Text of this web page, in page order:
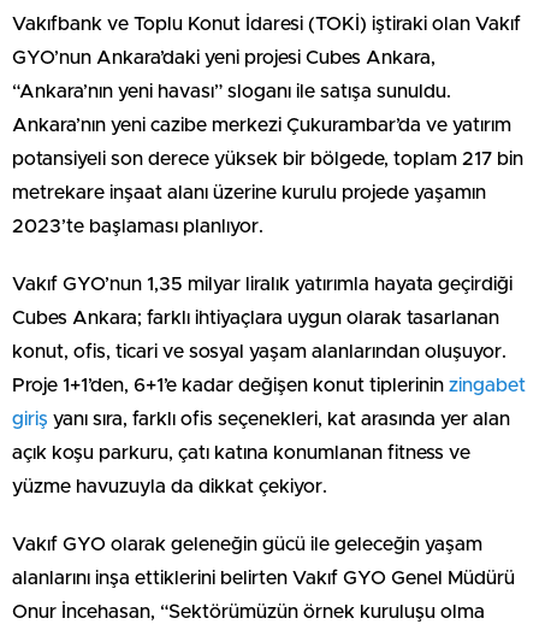
Vakıfbank ve Toplu Konut İdaresi (TOKİ) iştiraki olan Vakıf
GYO’nun Ankara’daki yeni projesi Cubes Ankara,
“Ankara’nın yeni havası” sloganı ile satışa sunuldu.
Ankara’nın yeni cazibe merkezi Çukurambar’da ve yatırım
potansiyeli son derece yüksek bir bölgede, toplam 217 bin
metrekare inşaat alanı üzerine kurulu projede yaşamın
2023’te başlaması planlıyor.
Vakıf GYO’nun 1,35 milyar liralık yatırımla hayata geçirdiği
Cubes Ankara; farklı ihtiyaçlara uygun olarak tasarlanan
konut, ofis, ticari ve sosyal yaşam alanlarından oluşuyor.
Proje 1+1’den, 6+1’e kadar değişen konut tiplerinin zingabet
giriş yanı sıra, farklı ofis seçenekleri, kat arasında yer alan
açık koşu parkuru, çatı katına konumlanan fitness ve
yüzme havuzuyla da dikkat çekiyor.
Vakıf GYO olarak geleneğin gücü ile geleceğin yaşam
alanlarını inşa ettiklerini belirten Vakıf GYO Genel Müdürü
Onur İncehasan, “Sektörümüzün örnek kuruluşu olma